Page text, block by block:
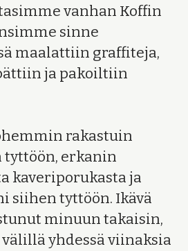
vanhan Koffin
sinne
maalattiin graffiteja,
ja pakoiltiin
rakastuin
erkanin
kaveriporukasta ja
siihen tyttöön. Ikävä
minuun takaisin,
yhdessä viinaksia